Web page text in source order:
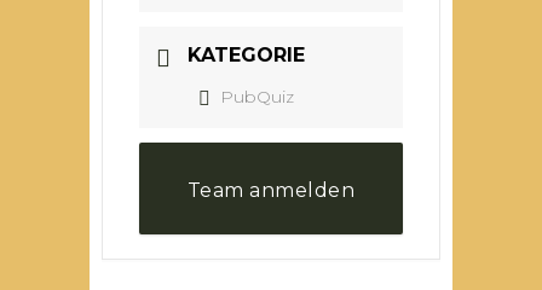
KATEGORIE
PubQuiz
Team anmelden